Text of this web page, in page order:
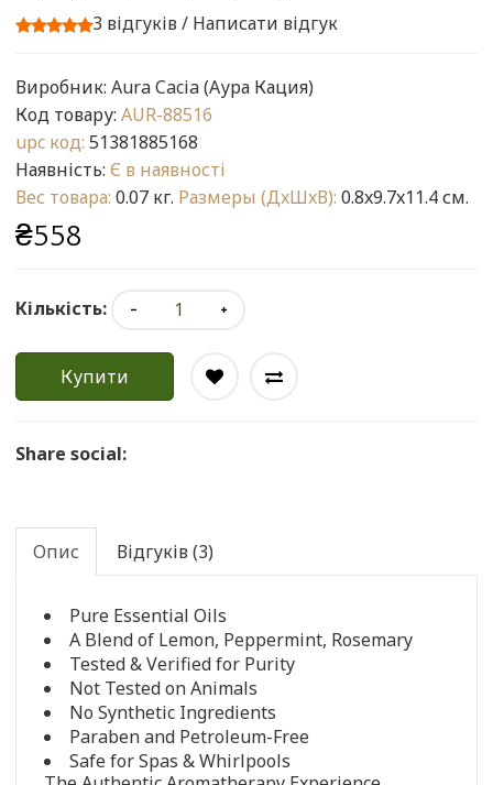
3 відгуків/ Написати відгук
Виробник: Aura Cacia (Аура Кация)
Код товару: AUR-88516
upc код: 51381885168
Наявність: Є в наявності
Вес товара: 0.07 кг. Размеры (ДxШxВ): 0.8x9.7x11.4 см.
₴558
Кількість:
Купити
Share social:
Опис Відгуків (3)
Pure Essential Oils
A Blend of Lemon, Peppermint, Rosemary
Tested & Verified for Purity
Not Tested on Animals
No Synthetic Ingredients
Paraben and Petroleum-Free
Safe for Spas & Whirlpools